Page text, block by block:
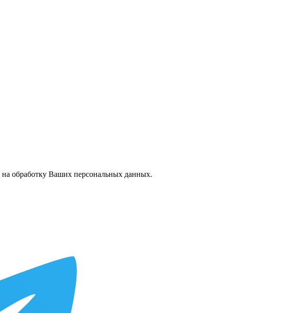
на обработку Ваших персональных данных.